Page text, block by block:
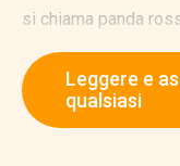
si chiama panda
I panda rossi
India, Bhutan, Cina
perciò vivono sugli
Leggere e
qualsiasi